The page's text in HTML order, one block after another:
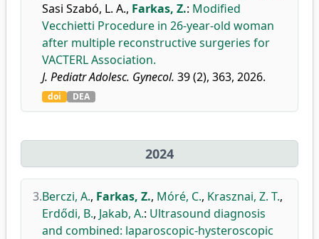
Sasi Szabó, L. A., Farkas, Z.: Modified
Vecchietti Procedure in 26-year-old woman
after multiple reconstructive surgeries for
VACTERL Association.
J. Pediatr Adolesc. Gynecol. 39 (2), 363, 2026.
doi DEA
2024
3.Berczi, A., Farkas, Z., Móré, C., Krasznai, Z. T.,
Erdődi, B., Jakab, A.: Ultrasound diagnosis
and combined: laparoscopic-hysteroscopic